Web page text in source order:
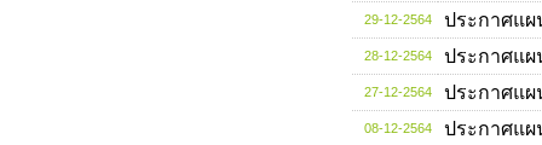
29-12-2564 ประกาศแผ
28-12-2564 ประกาศแผ
27-12-2564 ประกาศแผ
08-12-2564 ประกาศแผ